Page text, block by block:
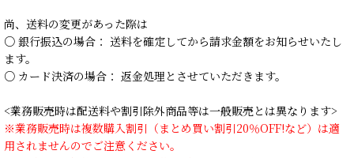
尚、送料の変更があった際は
○ 銀行振込の場合： 送料を確定してから請求金額をお知らせいたし
ます。
○ カード決済の場合： 返金処理とさせていただきます。
<業務販売時は配送料や割引除外商品等は一般販売とは異なります>
※業務販売時は複数購入割引（まとめ買い割引20％OFF!など）は適
用されませんのでご注意ください。